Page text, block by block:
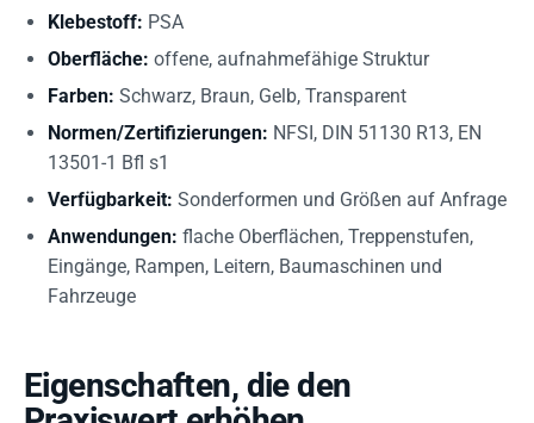
Klebestoff: PSA
Oberfläche: offene, aufnahmefähige Struktur
Farben: Schwarz, Braun, Gelb, Transparent
Normen/Zertifizierungen: NFSI, DIN 51130 R13, EN
13501-1 Bfl s1
Verfügbarkeit: Sonderformen und Größen auf Anfrage
Anwendungen: flache Oberflächen, Treppenstufen,
Eingänge, Rampen, Leitern, Baumaschinen und
Fahrzeuge
Eigenschaften, die den